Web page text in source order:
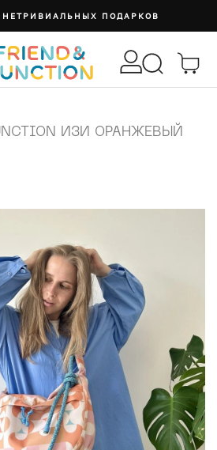
НЕТРИВИАЛЬНЫХ ПОДАРКОВ
ИЗИ ОРАНЖЕВЫЙ